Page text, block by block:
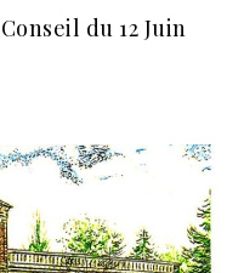
du 12 Juin